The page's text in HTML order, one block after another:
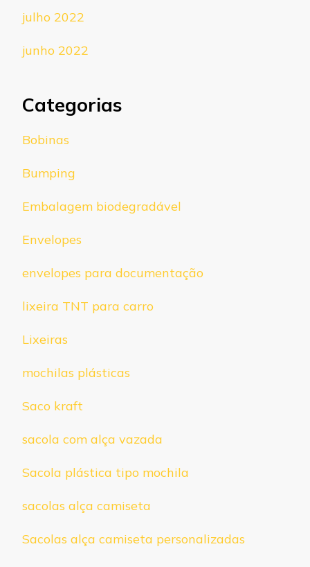
julho 2022
junho 2022
Categorias
Bobinas
Bumping
Embalagem biodegradável
Envelopes
envelopes para documentação
lixeira TNT para carro
Lixeiras
mochilas plásticas
Saco kraft
sacola com alça vazada
Sacola plástica tipo mochila
sacolas alça camiseta
Sacolas alça camiseta personalizadas